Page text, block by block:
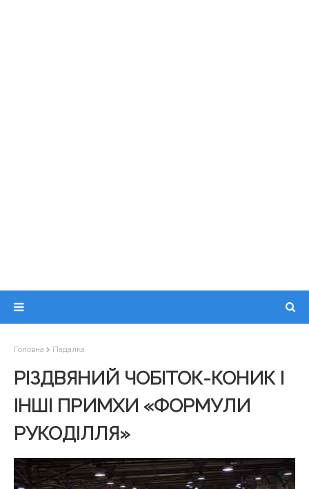
Головна Падалка
РІЗДВЯНИЙ ЧОБІТОК-КОНИК І
ІНШІ ПРИМХИ «ФОРМУЛИ
РУКОДІЛЛЯ»